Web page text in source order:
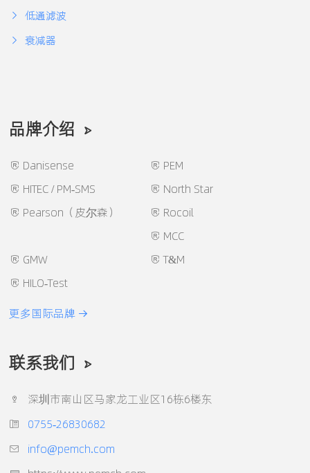
低通滤波
衰减器
品牌介绍
Danisense
PEM
HITEC / PM-SMS
North Star
Pearson（皮尔森）
Rocoil
MCC
GMW
T&M
HILO-Test
更多国际品牌
联系我们
深圳市南山区马家龙工业区16栋6楼东
0755-26830682
info@pemch.com